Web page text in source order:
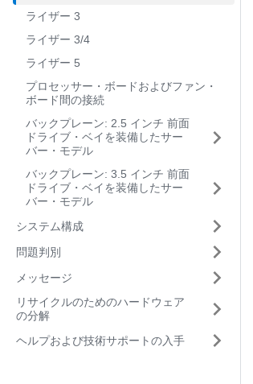
ライザー 3
ライザー 3/4
ライザー 5
プロセッサー・ボードおよびファン・
ボード間の接続
バックプレーン: 2.5 インチ 前面
ドライブ・ベイを装備したサー
バー・モデル
バックプレーン: 3.5 インチ 前面
ドライブ・ベイを装備したサー
バー・モデル
システム構成
問題判別
メッセージ
リサイクルのためのハードウェア
の分解
ヘルプおよび技術サポートの入手